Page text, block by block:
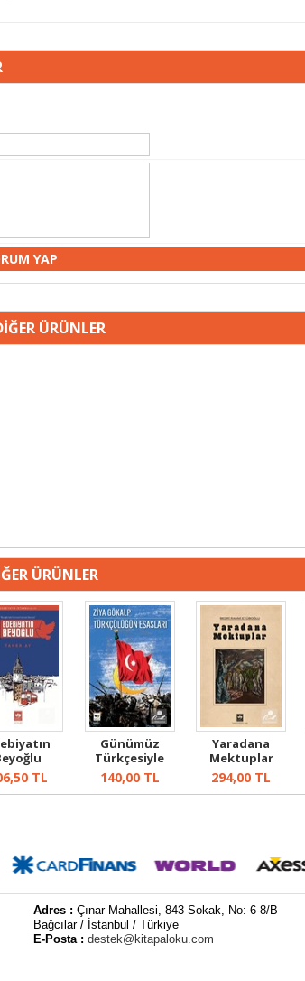
ÜRÜNLER
ÜRÜNLER
TL
Günümüz
Türkçesiyle
Türkçülüğün
Esasları
140,00TL
Yaradana
Mektuplar
294,00 TL
Adres :Çınar Mahallesi, 843 Sokak, No: 6-8/B
Bağcılar / İstanbul / Türkiye
E-Posta :destek@kitapaloku.com